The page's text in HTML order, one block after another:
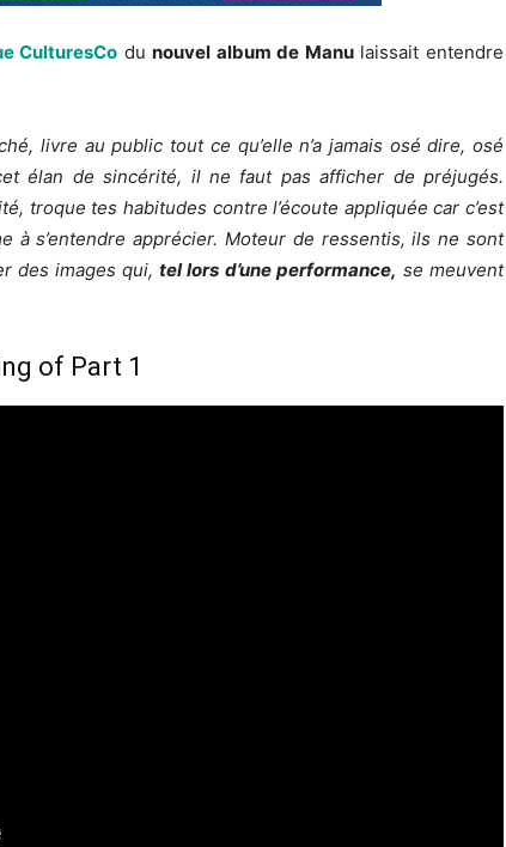
CulturesCo dunouvel album de Manulaissait entendre
livre au public tout ce qu’elle n’a jamais osé dire, osé
élan de sincérité, il ne faut pas afficher de préjugés.
troque tes habitudes contre l’écoute appliquée car c’est
à s’entendre apprécier. Moteur de ressentis, ils ne sont
des images qui,tel lors d’une performance, se meuvent
of Part 1